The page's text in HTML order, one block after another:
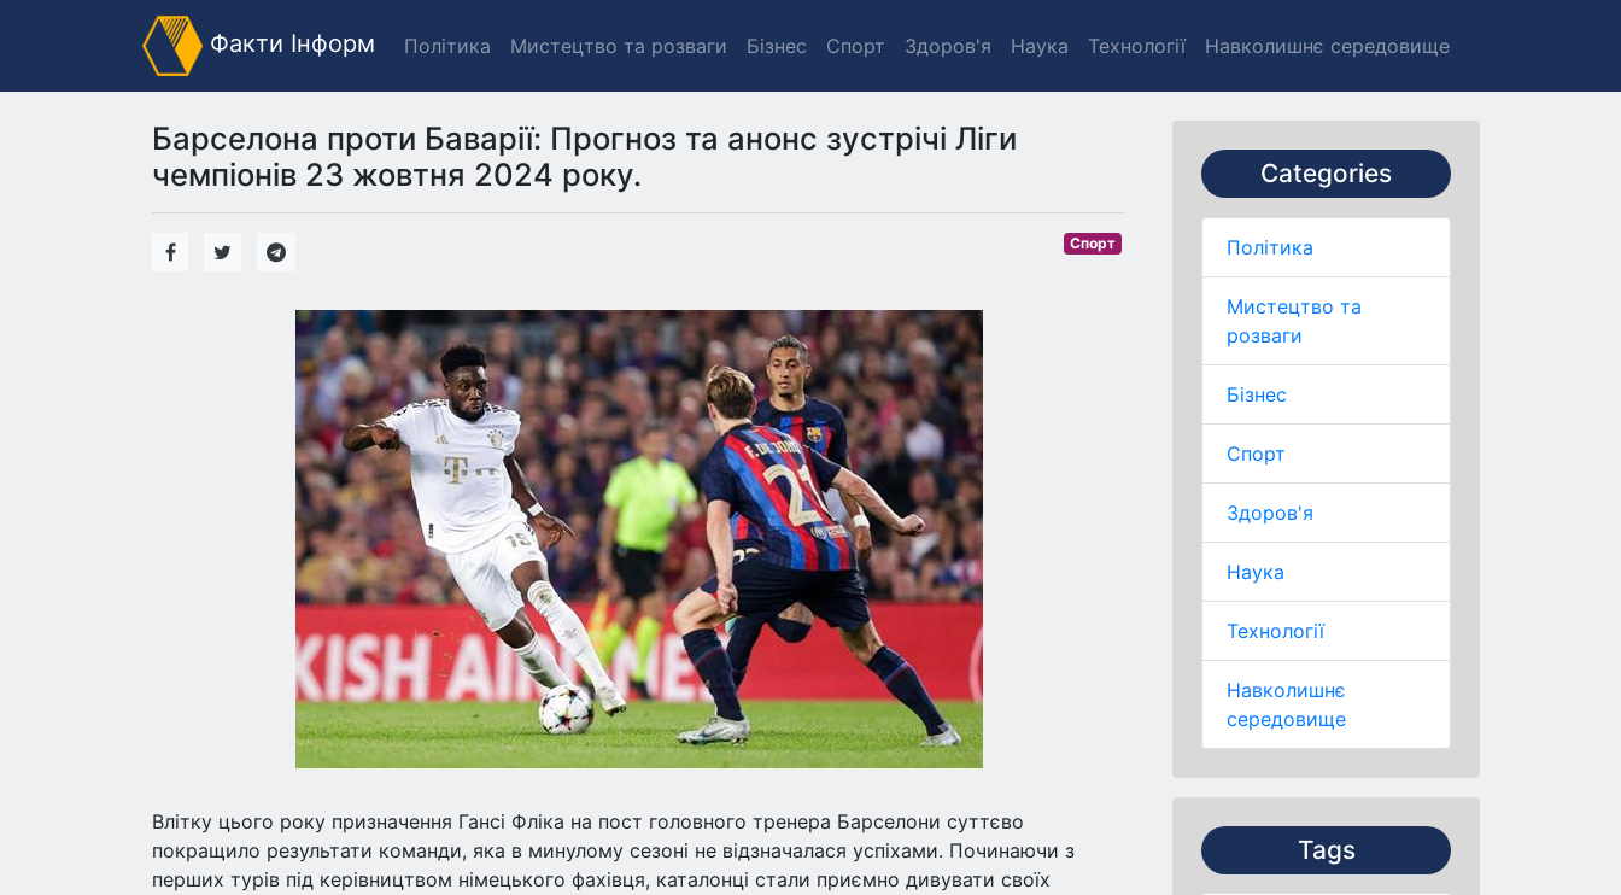
Факти Інформ Політика Мистецтво та розваги Бізнес Спорт Здоров'я Наука Технології Навколишнє середовище
Categories
Політика
Мистецтво та
розваги
Бізнес
Спорт
Здоров'я
Наука
Технології
Навколишнє
середовище
Tags
Барселона проти Баварії: Прогноз та анонс зустрічі Ліги
чемпіонів 23 жовтня 2024 року.
Спорт
Влітку цього року призначення Гансі Фліка на пост головного тренера Барселони суттєво
покращило результати команди, яка в минулому сезоні не відзначалася успіхами. Починаючи з
перших турів під керівництвом німецького фахівця, каталонці стали приємно дивувати своїх